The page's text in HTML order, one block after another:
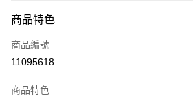
信用卡一次付款
超商取貨付款
商品特色
商品編號
11095618
商品特色